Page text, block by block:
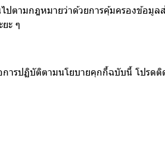
ปตามกฎหมายว่าด้วยการคุ้มครองข้อ
ะ ๆ
การปฏิบัติตามนโยบายคุกกี้ฉบับนี้ โปรด